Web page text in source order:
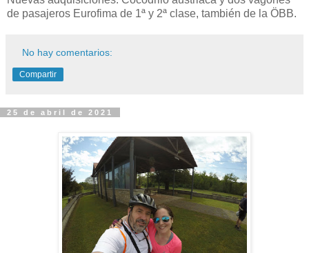
de pasajeros Eurofima de 1ª y 2ª clase, también de la ÖBB.
No hay comentarios:
Compartir
25 de abril de 2021